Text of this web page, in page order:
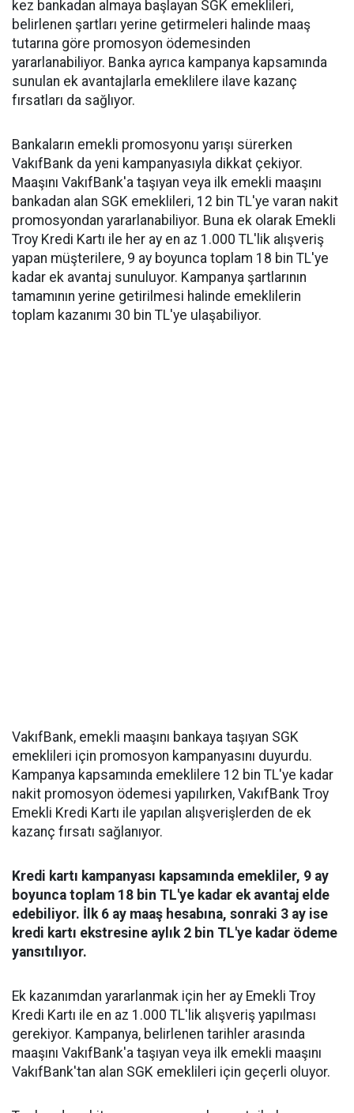
kez bankadan almaya başlayan SGK emeklileri,
belirlenen şartları yerine getirmeleri halinde maaş
tutarına göre promosyon ödemesinden
yararlanabiliyor. Banka ayrıca kampanya kapsamında
sunulan ek avantajlarla emeklilere ilave kazanç
fırsatları da sağlıyor.
Bankaların emekli promosyonu yarışı sürerken
VakıfBank da yeni kampanyasıyla dikkat çekiyor.
Maaşını VakıfBank'a taşıyan veya ilk emekli maaşını
bankadan alan SGK emeklileri, 12 bin TL'ye varan nakit
promosyondan yararlanabiliyor. Buna ek olarak Emekli
Troy Kredi Kartı ile her ay en az 1.000 TL'lik alışveriş
yapan müşterilere, 9 ay boyunca toplam 18 bin TL'ye
kadar ek avantaj sunuluyor. Kampanya şartlarının
tamamının yerine getirilmesi halinde emeklilerin
toplam kazanımı 30 bin TL'ye ulaşabiliyor.
VakıfBank, emekli maaşını bankaya taşıyan SGK
emeklileri için promosyon kampanyasını duyurdu.
Kampanya kapsamında emeklilere 12 bin TL'ye kadar
nakit promosyon ödemesi yapılırken, VakıfBank Troy
Emekli Kredi Kartı ile yapılan alışverişlerden de ek
kazanç fırsatı sağlanıyor.
Kredi kartı kampanyası kapsamında emekliler, 9 ay
boyunca toplam 18 bin TL'ye kadar ek avantaj elde
edebiliyor. İlk 6 ay maaş hesabına, sonraki 3 ay ise
kredi kartı ekstresine aylık 2 bin TL'ye kadar ödeme
yansıtılıyor.
Ek kazanımdan yararlanmak için her ay Emekli Troy
Kredi Kartı ile en az 1.000 TL'lik alışveriş yapılması
gerekiyor. Kampanya, belirlenen tarihler arasında
maaşını VakıfBank'a taşıyan veya ilk emekli maaşını
VakıfBank'tan alan SGK emeklileri için geçerli oluyor.